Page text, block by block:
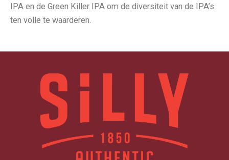
IPA en de Green Killer IPA om de diversiteit van de IPA’s
ten volle te waarderen.